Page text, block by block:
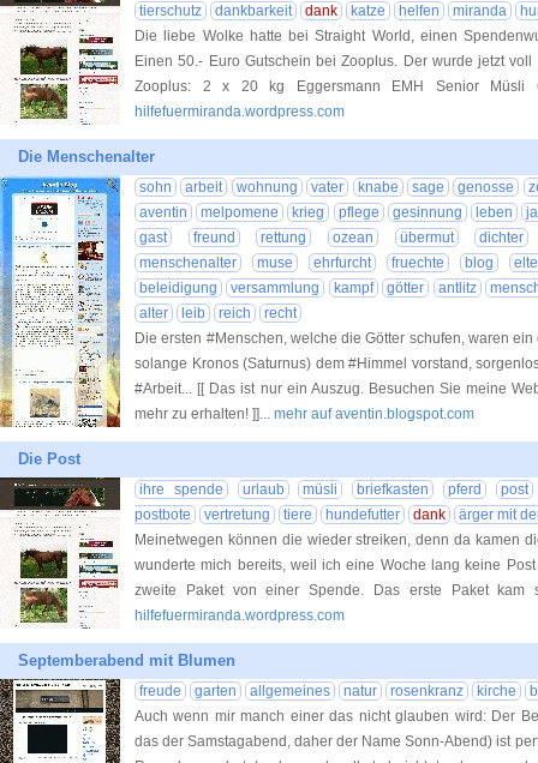
tierschutz
dankbarkeit dank katze helfen miranda
Die liebe Wolke hatte bei Straight World, einen
Einen 50.- Euro Gutschein bei Zooplus. Der wurde jetzt
Zooplus: 2 x 20 kg Eggersmann EMH Senior
hilfefuermiranda.wordpress.com
Die Menschenalter
sohn arbeit wohnung vater knabe sage genosse
aventin
melpomene krieg pflege gesinnung leben
gast
freund rettung ozean übermut
dichter
menschenalter
muse ehrfurcht fruechte blog
beleidigung
versammlung kampf götter antlitz
alter
leib reich
recht
Die ersten #Menschen, welche die Götter schufen, waren
solange Kronos (Saturnus) dem #Himmel vorstand,
#Arbeit... [[ Das ist nur ein Auszug. Besuchen Sie meine
mehr zu erhalten! ]]... mehr auf aventin.blogspot.com
Die Post
ihre spende urlaub müsli briefkasten pferd
post
postbote
vertretung tiere hundefutter dank
ärger mit
Meinetwegen können die wieder streiken, denn da kamen
wunderte mich bereits, weil ich eine Woche lang keine
zweite Paket von einer Spende. Das erste Paket
hilfefuermiranda.wordpress.com
Septemberabend mit Blumen
freude garten allgemeines natur rosenkranz kirche
Auch wenn mir manch einer das nicht glauben wird: Der
das der Samstagabend, daher der Name Sonn-Abend) ist